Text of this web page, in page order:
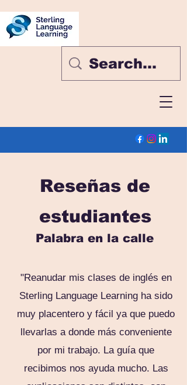
Reseñas de
estudiantes
Palabra en la calle
"Reanudar mis clases de inglés en
Sterling Language Learning ha sido
muy placentero y fácil ya que puedo
llevarlas a donde más conveniente
por mi trabajo. La guía que
recibimos nos ayuda mucho. Las